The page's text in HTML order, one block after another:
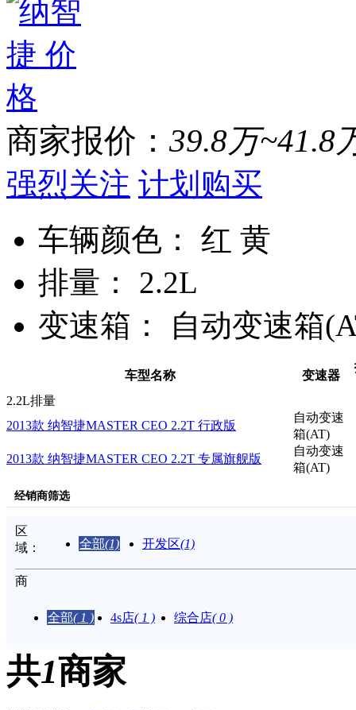
商家报价： 39.8万~41.8
强烈关注 计划购买
车辆颜色：
红 黄
排量：
2.2L
变速箱：
自动变速箱
车型名称 变速器
2.2L排量
2013款 纳智捷MASTER CEO 2.2T 行政版
自动变速
箱(AT)
2013款 纳智捷MASTER CEO 2.2T 专属旗舰版
自动变速
箱(AT)
经销商筛选
区
域：
全部(1) 开发区(1)
商
全部( 1 ) 4s店( 1 ) 综合店( 0 )
共1商家